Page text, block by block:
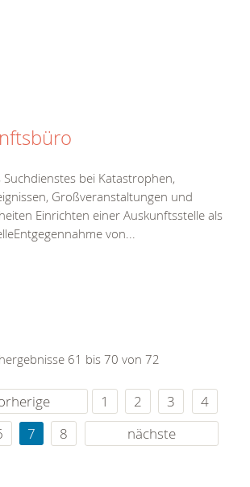
bei Katastrophen,
Großveranstaltungen und
Einrichten einer Auskunftsstelle als
von...
61 bis 70 von 72
1 2 3
4
7 8 nächste